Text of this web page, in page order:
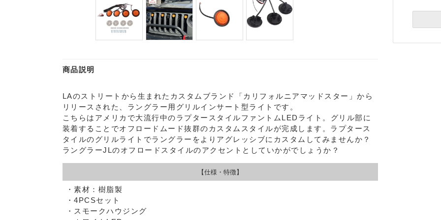
商品説明
LAのストリートから生まれたカスタムブランド「カリフォルニアマッドスター」から
リリースされた、ラングラー用グリルインサート型ライトです。
こちらはアメリカで大流行中のラプタースタイルファントムLEDライト。グリル部に
装着することでオフロードムード抜群のカスタムスタイルが完成します。ラプタース
タイルのグリルライトでラングラーをよりアグレッシブにカスタムしてみませんか？
ラングラーJLのオフロードスタイルのアクセントとしていかがでしょうか？
【仕様・特徴】
・素材：樹脂製
・4PCSセット
・スモークハウジング